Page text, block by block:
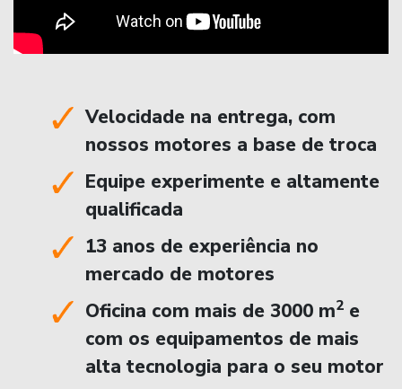
Velocidade na entrega, com
nossos motores a base de troca
Equipe experimente e altamente
qualificada
13 anos de experiência no
mercado de motores
Oficina com mais de 3000 m2 e
com os equipamentos de mais
alta tecnologia para o seu motor